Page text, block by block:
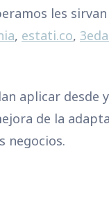
les sirvan
, estati.co,
aplicar desde
de la
negocios.